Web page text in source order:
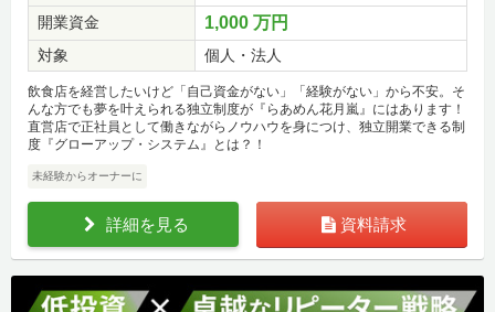
開業資金
1,000 万円
対象 個人・法人
飲食店を経営したいけど「自己資金がない」「経験がない」から不安。そ
んな方でも夢を叶えられる独立制度が『らあめん花月嵐』にはあります！
直営店で正社員として働きながらノウハウを身につけ、独立開業できる制
度『グローアップ・システム』とは？！
未経験からオーナーに
詳細を見る 資料請求